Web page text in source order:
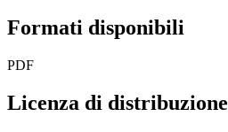
Formati disponibili
PDF
Licenza di distribuzione